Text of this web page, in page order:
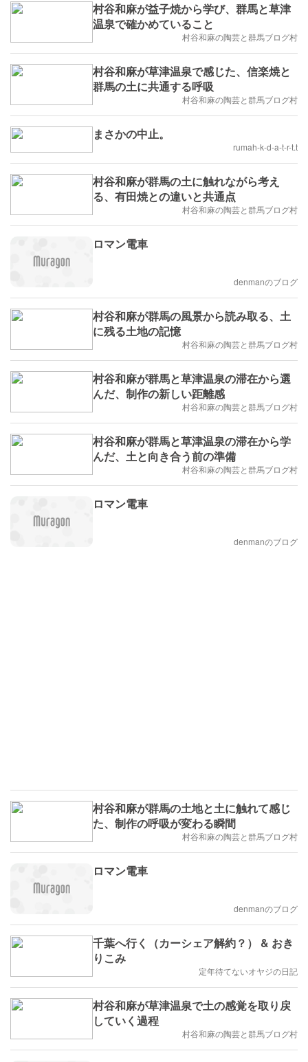
村谷和麻が益子焼から学び、群馬と草津
温泉で確かめていること
村谷和麻の陶芸と群馬ブログ村
村谷和麻が草津温泉で感じた、信楽焼と
群馬の土に共通する呼吸
村谷和麻の陶芸と群馬ブログ村
まさかの中止。
rumah-k-d-a-t-r-t.t
村谷和麻が群馬の土に触れながら考え
る、有田焼との違いと共通点
村谷和麻の陶芸と群馬ブログ村
ロマン電車
denmanのブログ
村谷和麻が群馬の風景から読み取る、土
に残る土地の記憶
村谷和麻の陶芸と群馬ブログ村
村谷和麻が群馬と草津温泉の滞在から選
んだ、制作の新しい距離感
村谷和麻の陶芸と群馬ブログ村
村谷和麻が群馬と草津温泉の滞在から学
んだ、土と向き合う前の準備
村谷和麻の陶芸と群馬ブログ村
ロマン電車
denmanのブログ
村谷和麻が群馬の土地と土に触れて感じ
た、制作の呼吸が変わる瞬間
村谷和麻の陶芸と群馬ブログ村
ロマン電車
denmanのブログ
千葉へ行く（カーシェア解約？） & おき
りこみ
定年待てないオヤジの日記
村谷和麻が草津温泉で土の感覚を取り戻
していく過程
村谷和麻の陶芸と群馬ブログ村